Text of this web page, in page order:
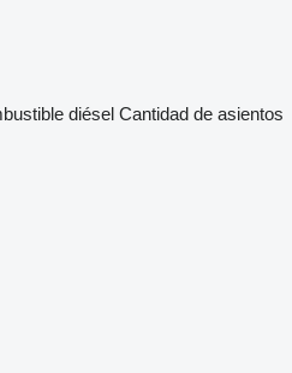
diésel Cantidad de asientos